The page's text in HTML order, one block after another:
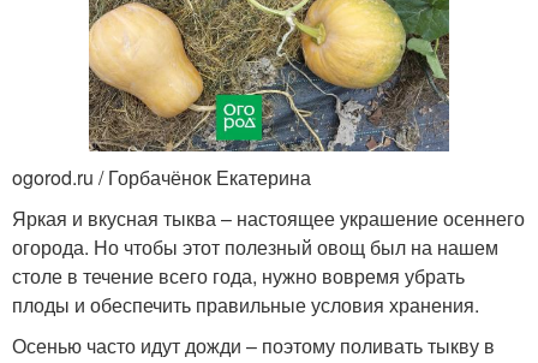
ogorod.ru / Горбачёнок Екатерина
Яркая и вкусная тыква – настоящее украшение осеннего
огорода. Но чтобы этот полезный овощ был на нашем
столе в течение всего года, нужно вовремя убрать
плоды и обеспечить правильные условия хранения.
Осенью часто идут дожди – поэтому поливать тыкву в